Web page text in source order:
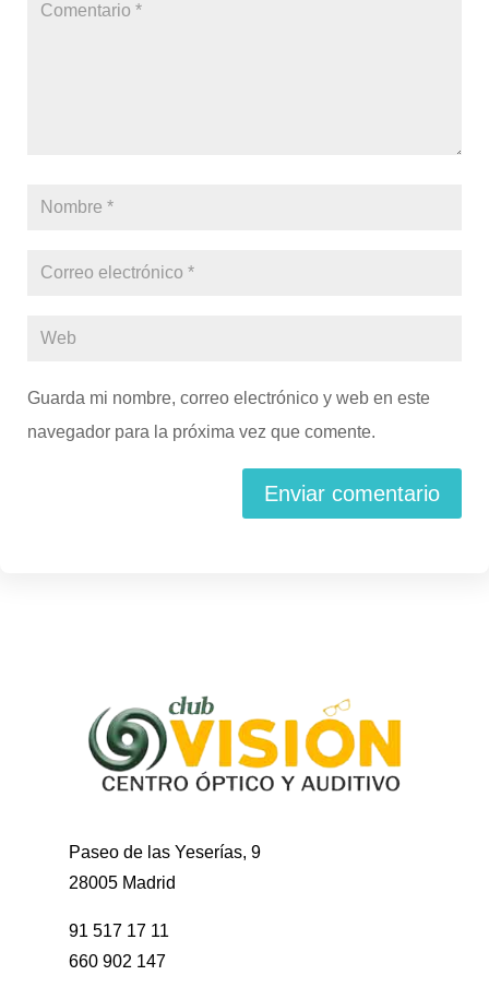
Guarda mi nombre, correo electrónico y web en este
navegador para la próxima vez que comente.
Enviar comentario
Paseo de las Yeserías, 9
28005 Madrid
91 517 17 11
660 902 147